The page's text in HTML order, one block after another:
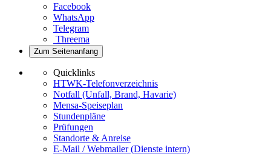
Facebook
WhatsApp
Telegram
Threema
Zum Seitenanfang
Quicklinks
HTWK-Telefonverzeichnis
Notfall (Unfall, Brand, Havarie)
Mensa-Speiseplan
Stundenpläne
Prüfungen
Standorte & Anreise
E-Mail / Webmailer (Dienste intern)